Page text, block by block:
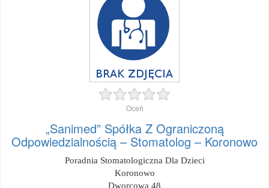
Oceń
„Sanimed” Spółka Z Ograniczoną
Odpowiedzialnością – Stomatolog – Koronowo
Poradnia Stomatologiczna Dla Dzieci
Koronowo
Dworcowa 48